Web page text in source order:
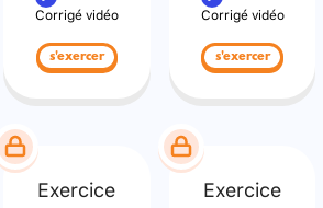
Corrigé vidéo
s'exercer
Corrigé vidéo
s'exercer
Exercice Exercice